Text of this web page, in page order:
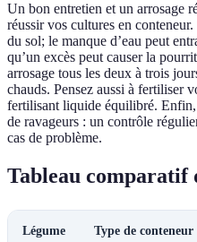
Un bon entretien et un arrosage
réussir vos cultures en
du sol; le manque d’eau peut
qu’un excès peut causer la
arrosage tous les deux à trois
chauds. Pensez aussi à fertiliser
fertilisant liquide équilibré.
de ravageurs : un contrôle
cas de problème.
Tableau comparatif
Légume Type de conteneur